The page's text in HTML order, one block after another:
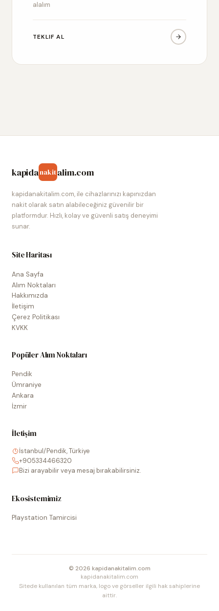
alalım
TEKLIF AL
kapidanakitalim.com
kapidanakitalim.com, ile cihazlarınızı kapınızdan
nakit olarak satın alabileceğiniz güvenilir bir
platformdur. Hızlı, kolay ve güvenli satış deneyimi
sunar.
Site Haritası
Ana Sayfa
Alım Noktaları
Hakkımızda
İletişim
Çerez Politikası
KVKK
Popüler Alım Noktaları
Pendik
Ümraniye
Ankara
İzmir
İletişim
İstanbul/Pendik, Türkiye
+905334466320
Bizi arayabilir veya mesaj bırakabilirsiniz.
Ekosistemimiz
Playstation Tamircisi
© 2026 kapidanakitalim.com
kapidanakitalim.com
Sitede kullanılan tüm marka, logo ve görseller ilgili hak sahiplerine
aittir.